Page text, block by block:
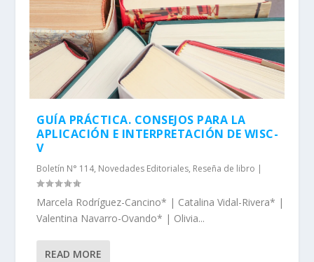
GUÍA PRÁCTICA. CONSEJOS PARA LA
APLICACIÓN E INTERPRETACIÓN DE WISC-
V
Boletín N° 114, Novedades Editoriales, Reseña de libro |
Marcela Rodríguez-Cancino* | Catalina Vidal-Rivera* |
Valentina Navarro-Ovando* | Olivia...
READ MORE